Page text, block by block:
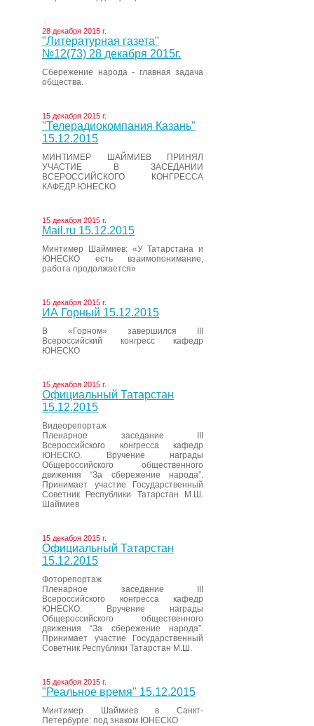
28 декабря 2015 г.
"Литературная газета"
№12(73) 28 декабря 2015г.
Сбережение народа - главная задача
общества.
15 декабря 2015 г.
"Телерадиокомпания Казань"
15.12.2015
МИНТИМЕР ШАЙМИЕВ ПРИНЯЛ
УЧАСТИЕ В ЗАСЕДАНИИ
ВСЕРОССИЙСКОГО КОНГРЕССА
КАФЕДР ЮНЕСКО
15 декабря 2015 г.
Mail.ru 15.12.2015
Минтимер Шаймиев: «У Татарстана и
ЮНЕСКО есть взаимопонимание,
работа продолжается»
15 декабря 2015 г.
ИА Горный 15.12.2015
В «Горном» завершился III
Всероссийский конгресс кафедр
ЮНЕСКО
15 декабря 2015 г.
Официальный Татарстан
15.12.2015
Видеорепортаж
Пленарное заседание III
Всероссийского конгресса кафедр
ЮНЕСКО. Вручение награды
Общероссийского общественного
движения “За сбережение народа”.
Принимает участие Государственный
Советник Республики Татарстан М.Ш.
Шаймиев
15 декабря 2015 г.
Официальный Татарстан
15.12.2015
Фоторепортаж
Пленарное заседание III
Всероссийского конгресса кафедр
ЮНЕСКО. Вручение награды
Общероссийского общественного
движения “За сбережение народа”.
Принимает участие Государственный
Советник Республики Татарстан М.Ш.
15 декабря 2015 г.
"Реальное время" 15.12.2015
Минтимер Шаймиев в Санкт-
Петербурге: под знаком ЮНЕСКО